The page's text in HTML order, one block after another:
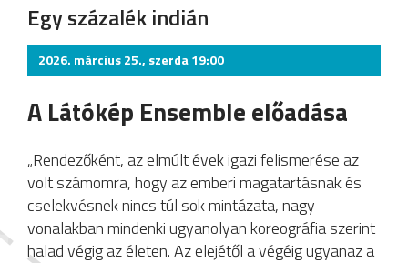
Egy százalék indián
2026. március 25., szerda 19:00
A Látókép Ensemble előadása
„Rendezőként, az elmúlt évek igazi felismerése az
volt számomra, hogy az emberi magatartásnak és
cselekvésnek nincs túl sok mintázata, nagy
vonalakban mindenki ugyanolyan koreográfia szerint
halad végig az életen. Az elejétől a végéig ugyanaz a